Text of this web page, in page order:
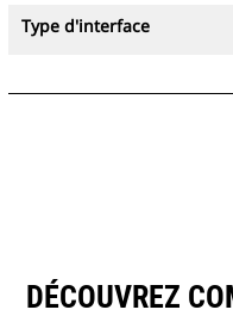
Type d'interface
DÉCOUVREZ